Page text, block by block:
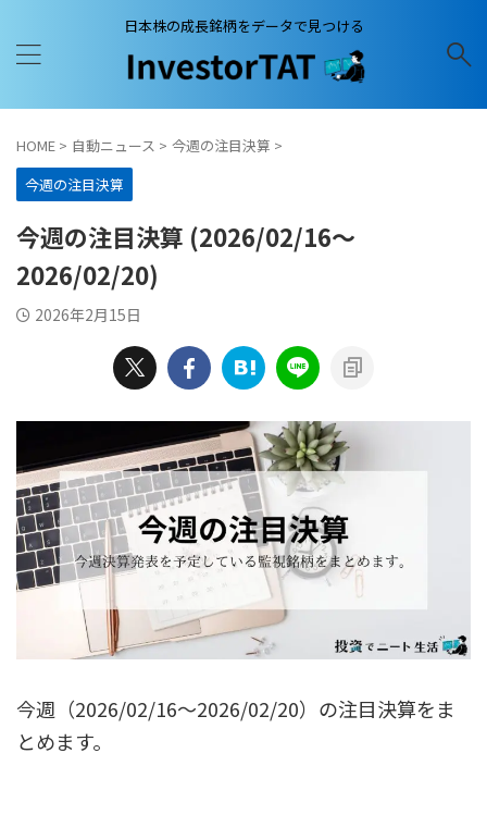
日本株の成長銘柄をデータで見つける
HOME > 自動ニュース > 今週の注目決算 >
今週の注目決算
今週の注目決算 (2026/02/16〜
2026/02/20)
2026年2月15日
今週（2026/02/16〜2026/02/20）の注目決算をま
とめます。